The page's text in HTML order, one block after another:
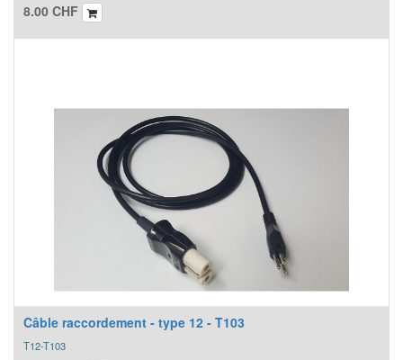
8.00 CHF
Câble raccordement - type 12 - T103
T12-T103